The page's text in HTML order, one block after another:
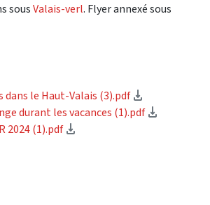
sousValais-verl. Flyer annexé sous
dans le Haut-Valais (3).pdf
durant les vacances (1).pdf
2024 (1).pdf